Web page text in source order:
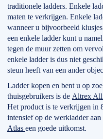
traditionele ladders. Enkele
maten te verkrijgen. Enkele
wanneer u bijvoorbeeld
een enkele ladder kunt u
tegen de muur zetten om
enkele ladder is dus niet
steun heeft van een ander
Ladder kopen en bent u op
thuisgebruikers is de Altrex All
Het product is te verkrijgen in
intensief op de werkladder
Atlas een goede uitkomst.